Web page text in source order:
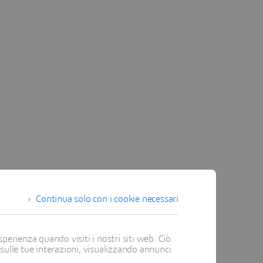
Continua solo con i cookie necessari
quando visiti i nostri siti web. Ciò
tue interazioni, visualizzando annunci